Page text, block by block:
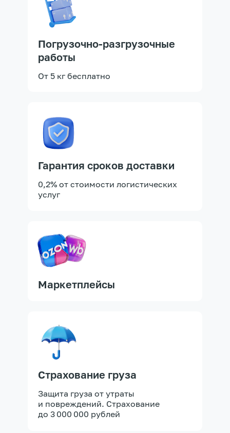
От 5 кг бесплатно
Погрузочно-разгрузочные
работы
0,2% от стоимости логистических
услуг
Гарантия сроков доставки
Маркетплейсы
Защита груза от утраты
и повреждений. Страхование
до 3 000 000 рублей
Страхование груза